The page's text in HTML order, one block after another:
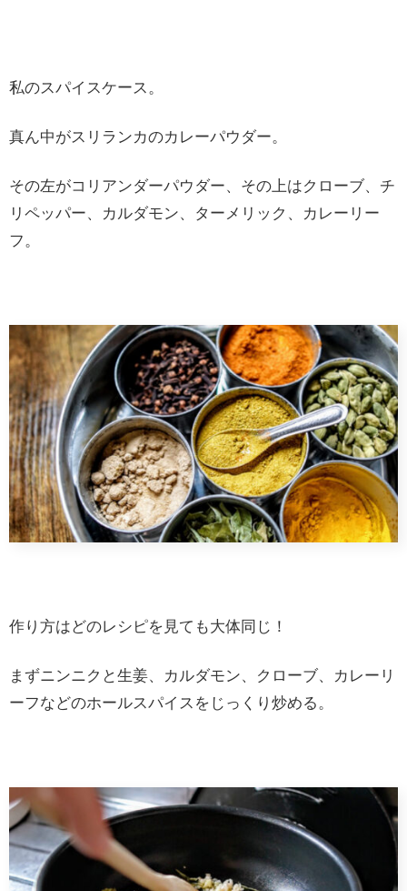
私のスパイスケース。
真ん中がスリランカのカレーパウダー。
その左がコリアンダーパウダー、その上はクローブ、チ
リペッパー、カルダモン、ターメリック、カレーリー
フ。
作り方はどのレシピを見ても大体同じ！
まずニンニクと生姜、カルダモン、クローブ、カレーリ
ーフなどのホールスパイスをじっくり炒める。